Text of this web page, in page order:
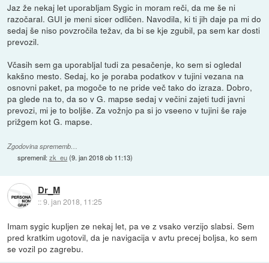
Jaz že nekaj let uporabljam Sygic in moram reči, da me še ni
razočaral. GUI je meni sicer odličen. Navodila, ki ti jih daje pa mi do
sedaj še niso povzročila težav, da bi se kje zgubil, pa sem kar dosti
prevozil.
Včasih sem ga uporabljal tudi za pesačenje, ko sem si ogledal
kakšno mesto. Sedaj, ko je poraba podatkov v tujini vezana na
osnovni paket, pa mogoče to ne pride več tako do izraza. Dobro,
pa glede na to, da so v G. mapse sedaj v večini zajeti tudi javni
prevozi, mi je to boljše. Za vožnjo pa si jo vseeno v tujini še raje
prižgem kot G. mapse.
Zgodovina sprememb…
spremenil:zk_eu(9. jan 2018 ob 11:13)
Dr_M
::9. jan 2018, 11:25
Imam sygic kupljen ze nekaj let, pa ve z vsako verzijo slabsi. Sem
pred kratkim ugotovil, da je navigacija v avtu precej boljsa, ko sem
se vozil po zagrebu.